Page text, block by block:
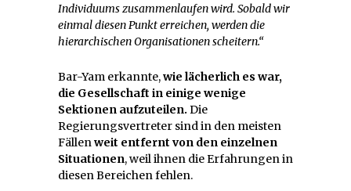
Individuums zusammenlaufen wird. Sobald wir
einmal diesen Punkt erreichen, werden die
hierarchischen Organisationen scheitern.“
Bar-Yam erkannte,wie lächerlich es war,
die Gesellschaft in einige wenige
Sektionen aufzuteilen. Die
Regierungsvertreter sind in den meisten
Fällenweit entfernt von den einzelnen
Situationen, weil ihnen die Erfahrungen in
diesen Bereichen fehlen.